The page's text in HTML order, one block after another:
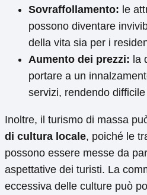
Sovraffollamento: le
possono diventare
della vita sia per i
Aumento dei prezzi: la
portare a un
servizi, rendendo
Inoltre, il turismo di massa
di cultura locale, poiché le
possono essere messe da
aspettative dei turisti. La
eccessiva delle culture può